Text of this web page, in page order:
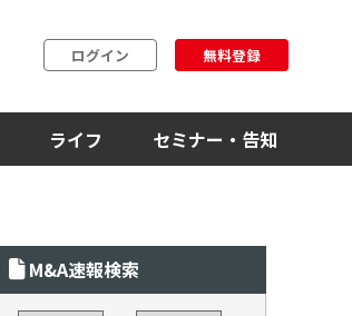
ログイン 無料登録
ライフ セミナー・告知
M&A速報検索